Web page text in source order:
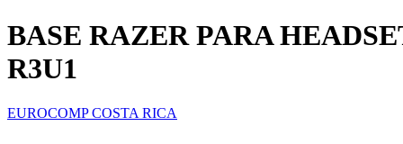
BASE RAZER PARA
R3U1
EUROCOMP COSTA RICA